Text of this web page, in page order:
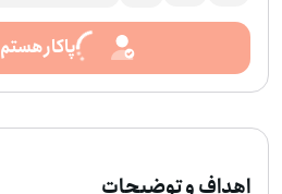
پاکار هستم
اهداف و توضیحات